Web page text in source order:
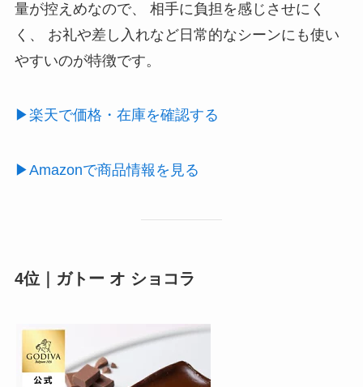
量が控えめなので、 相手に負担を感じさせにく
く、 お礼や差し入れなど日常的なシーンにも使い
やすいのが特徴です。
▶楽天で価格・在庫を確認する
▶Amazonで商品情報を見る
4位｜ガトー オ ショコラ